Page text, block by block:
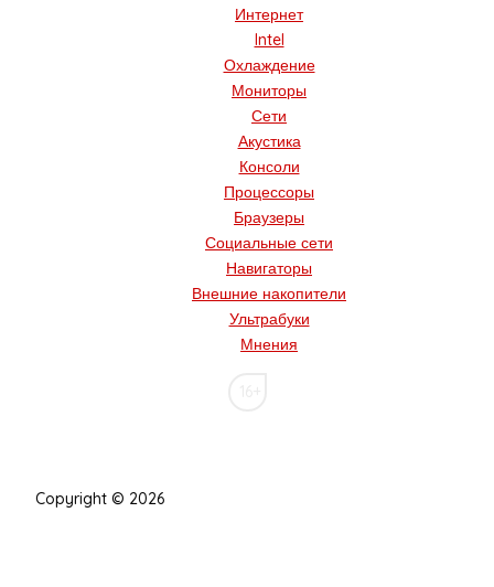
Интернет
Intel
Охлаждение
Мониторы
Сети
Акустика
Консоли
Процессоры
Браузеры
Социальные сети
Навигаторы
Внешние накопители
Ультрабуки
Мнения
Copyright © 2026